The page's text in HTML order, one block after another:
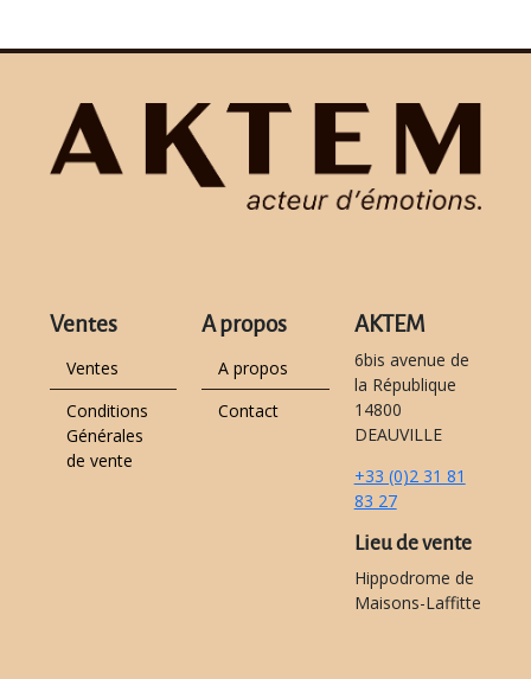
Ventes
Ventes
Conditions
Générales
de vente
A propos
A propos
Contact
AKTEM
6bis avenue de
la République
14800
DEAUVILLE
+33 (0)2 31 81
83 27
Lieu de vente
Hippodrome de
Maisons-Laffitte